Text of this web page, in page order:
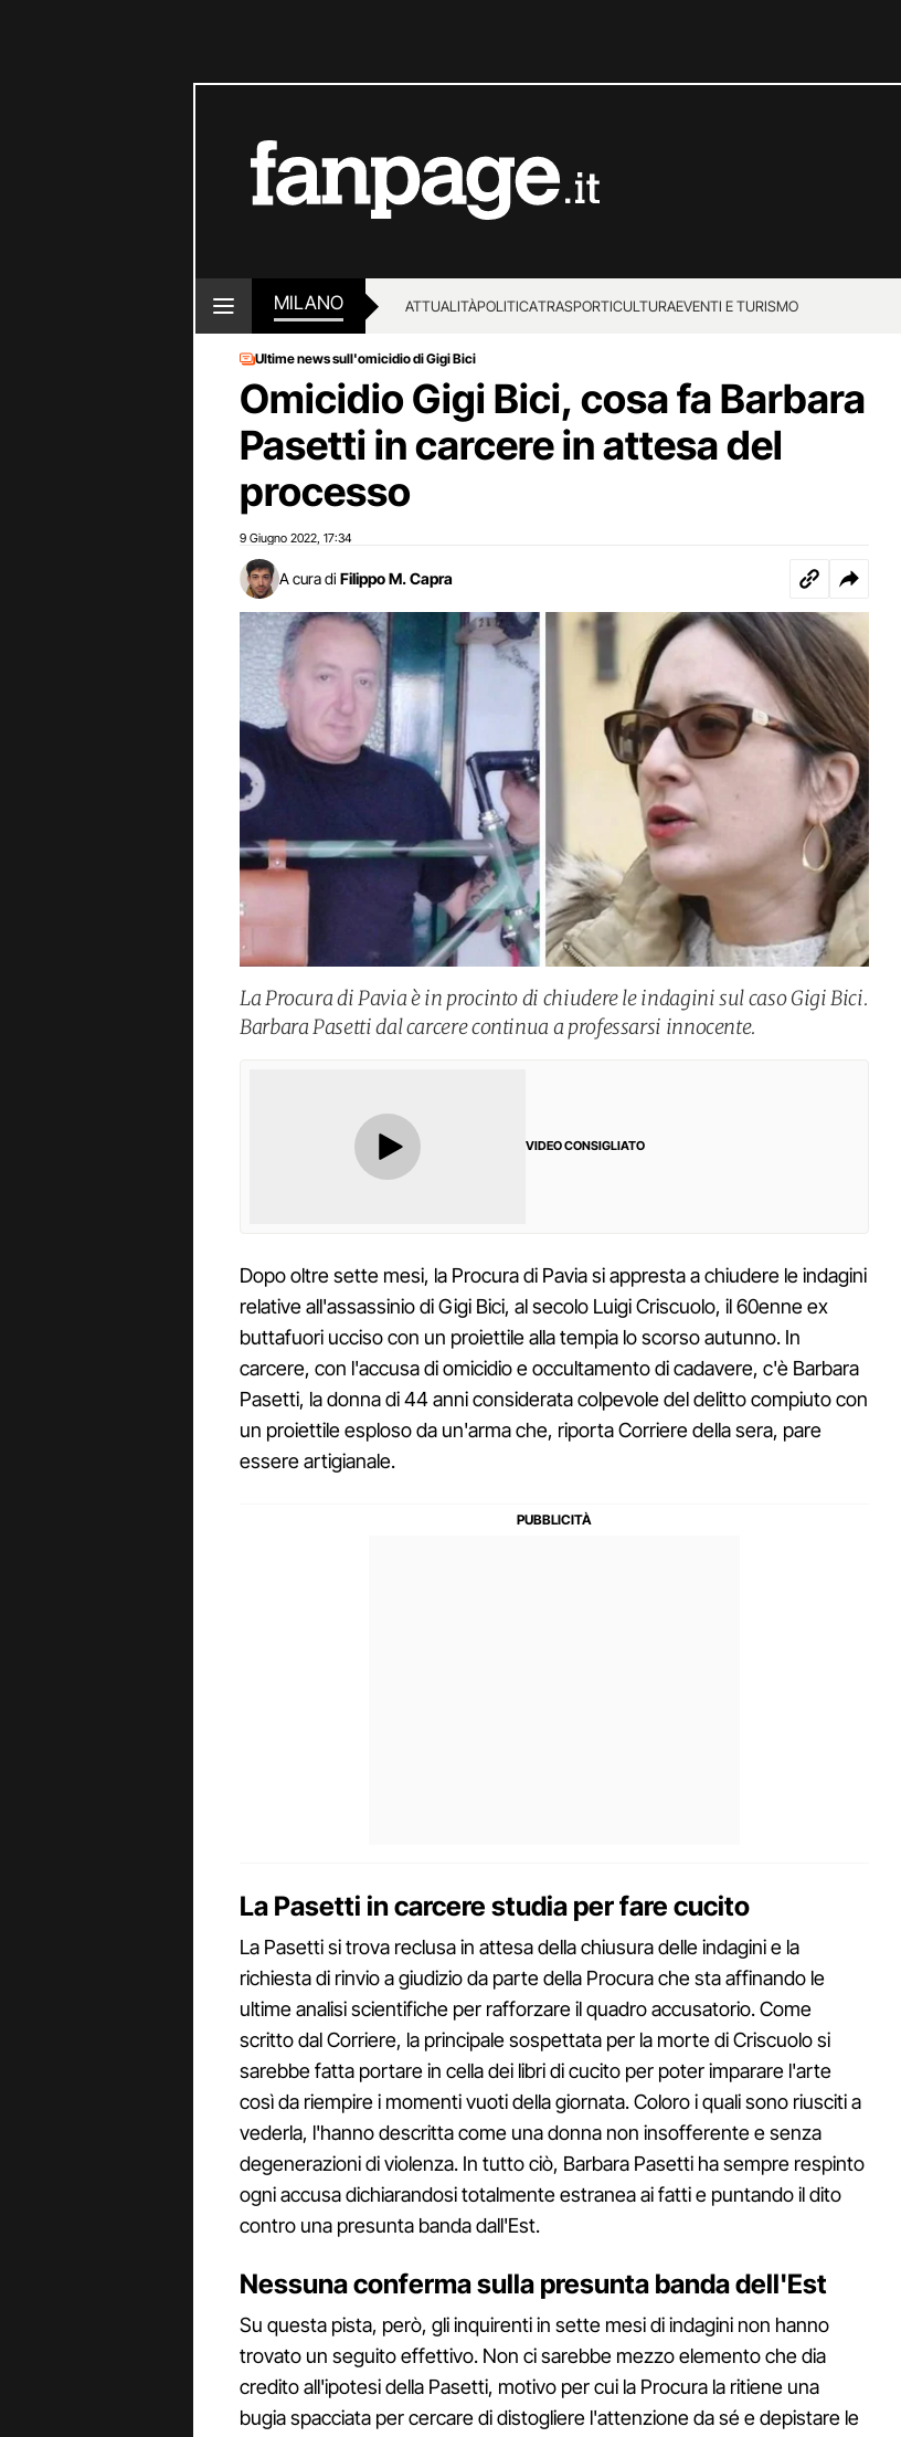
MILANO ATTUALITÀPOLITICATRASPORTICULTURAEVENTI E TURISMO
Ultime news sull'omicidio di Gigi Bici
Omicidio Gigi Bici, cosa fa Barbara
Pasetti in carcere in attesa del
processo
9 Giugno 2022 17:34
A cura di Filippo M. Capra
La Procura di Pavia è in procinto di chiudere le indagini sul caso Gigi Bici.
Barbara Pasetti dal carcere continua a professarsi innocente.
VIDEO CONSIGLIATO
Dopo oltre sette mesi, la Procura di Pavia si appresta a chiudere le indagini
relative all'assassinio di Gigi Bici, al secolo Luigi Criscuolo, il 60enne ex
buttafuori ucciso con un proiettile alla tempia lo scorso autunno. In
carcere, con l'accusa di omicidio e occultamento di cadavere, c'è Barbara
Pasetti, la donna di 44 anni considerata colpevole del delitto compiuto con
un proiettile esploso da un'arma che, riporta Corriere della sera, pare
essere artigianale.
La Pasetti in carcere studia per fare cucito
La Pasetti si trova reclusa in attesa della chiusura delle indagini e la
richiesta di rinvio a giudizio da parte della Procura che sta affinando le
ultime analisi scientifiche per rafforzare il quadro accusatorio. Come
scritto dal Corriere, la principale sospettata per la morte di Criscuolo si
sarebbe fatta portare in cella dei libri di cucito per poter imparare l'arte
così da riempire i momenti vuoti della giornata. Coloro i quali sono riusciti a
vederla, l'hanno descritta come una donna non insofferente e senza
degenerazioni di violenza. In tutto ciò, Barbara Pasetti ha sempre respinto
ogni accusa dichiarandosi totalmente estranea ai fatti e puntando il dito
contro una presunta banda dall'Est.
Nessuna conferma sulla presunta banda dell'Est
Su questa pista, però, gli inquirenti in sette mesi di indagini non hanno
trovato un seguito effettivo. Non ci sarebbe mezzo elemento che dia
credito all'ipotesi della Pasetti, motivo per cui la Procura la ritiene una
bugia spacciata per cercare di distogliere l'attenzione da sé e depistare le